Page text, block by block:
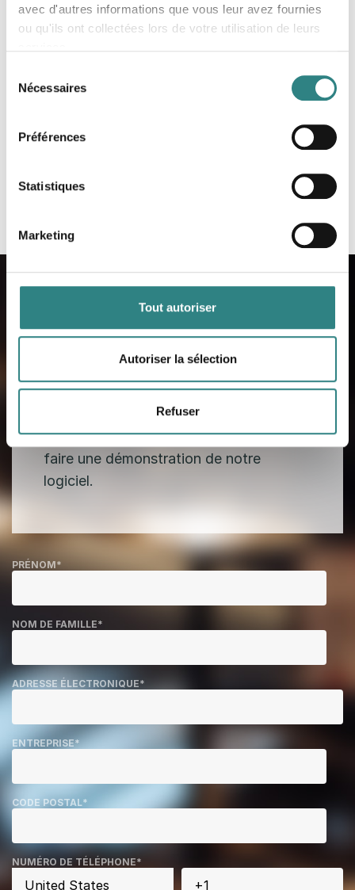
avec d'autres informations que vous leur avez fournies
ou qu'ils ont collectées lors de votre utilisation de leurs
Nécessaires
Préférences
Statistiques
Marketing
Tout autoriser
Autoriser la sélection
Refuser
Contactez nous
Veuillez nous fournir vos coordonnées.
Un de nos experts qualifiés vous
contactera pour vous donner plus
d'informations sur nos produits et vous
faire une démonstration de notre
logiciel.
PRÉNOM*
NOM DE FAMILLE*
ADRESSE ÉLECTRONIQUE*
ENTREPRISE*
CODE POSTAL*
NUMÉRO DE TÉLÉPHONE*